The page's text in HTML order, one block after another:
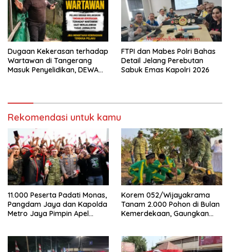
Dugaan Kekerasan terhadap
Wartawan di Tangerang
Masuk Penyelidikan, DEWA
FTPI dan Mabes Polri Bahas
Detail Jelang Perebutan
Sabuk Emas Kapolri 2026
Rekomendasi untuk kamu
11.000 Peserta Padati Monas,
Pangdam Jaya dan Kapolda
Metro Jaya Pimpin Apel
Korem 052/Wijayakrama
Tanam 2.000 Pohon di Bulan
Kemerdekaan, Gaungkan